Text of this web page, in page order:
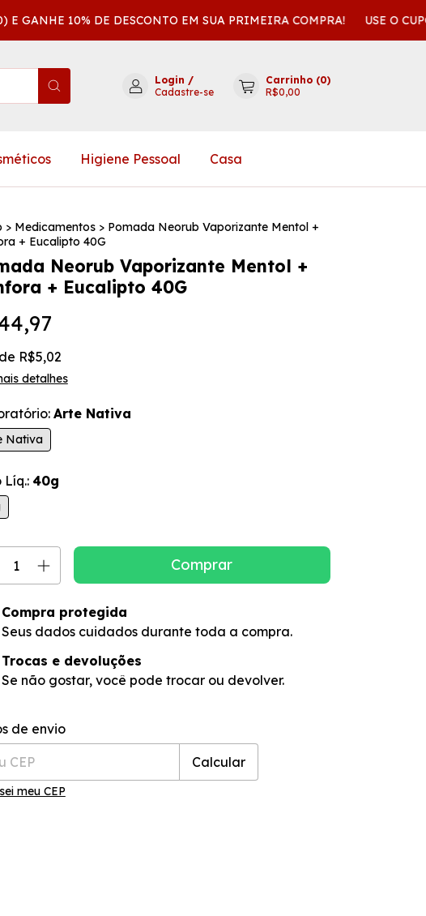
GANHE 10% DE DESCONTO EM SUA PRIMEIRA COMPRA! USE O
Login /
Cadastre-se
Carrinho (0)
R$0,00
Higiene Pessoal Casa
> Medicamentos > Pomada Neorub Vaporizante Mentol +
+ Eucalipto 40G
Neorub Vaporizante Mentol +
+ Eucalipto 40G
R$5,02
detalhes
Arte Nativa
Nativa
Líq.:40g
Compra protegida
Seus dados cuidados durante toda a compra.
Trocas e devoluções
Se não gostar, você pode trocar ou devolver.
para o CEP:
de envio
Calcular
meu CEP